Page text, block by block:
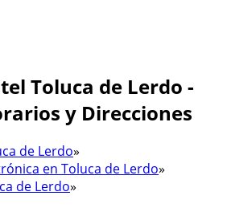
Toluca de Lerdo -
y Direcciones
de Lerdo»
en Toluca de Lerdo»
de Lerdo»